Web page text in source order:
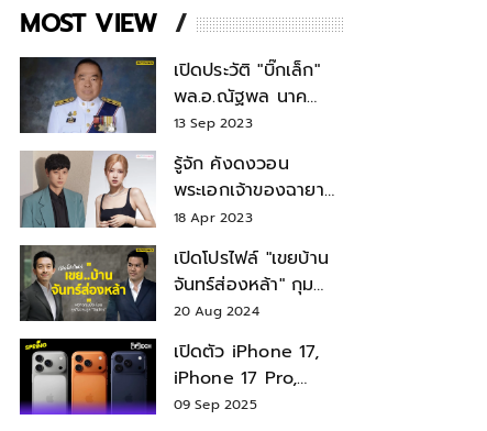
MOST VIEW
เปิดประวัติ "บิ๊กเล็ก"
พล.อ.ณัฐพล นาค
พาณิชย์ จากเลขาฯ
สมช.-เลขาฯ
รมว.กลาโหม
13 Sep 2023
รู้จัก คังดงวอน
พระเอกเจ้าของฉายา
สมบัติแห่งชาติ หลังมี
18 Apr 2023
เปิดโปรไฟล์ "เขยบ้าน
จันทร์ส่องหล้า" กุม
บังเหียนธุรกิจตระกูล
"ชินวัตร"
20 Aug 2024
เปิดตัว iPhone 17,
iPhone 17 Pro,
iPhone 17 Air สเปค
09 Sep 2025